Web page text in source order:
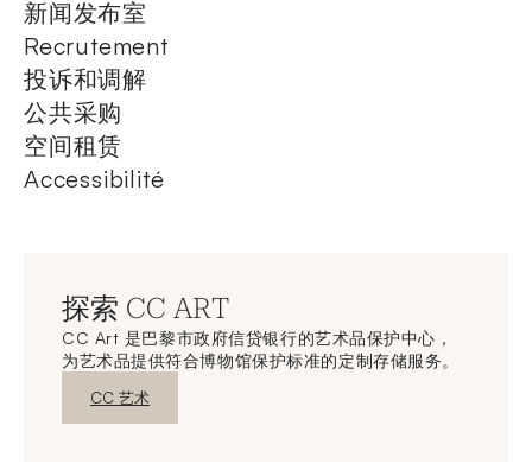
新闻发布室
Recrutement
投诉和调解
公共采购
空间租赁
Accessibilité
探索 CC ART
CC Art 是巴黎市政府信贷银行的艺术品保护中心，
为艺术品提供符合博物馆保护标准的定制存储服务。
新窗口发现
CC 艺术